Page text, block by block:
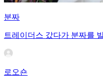
분짜
트레이더스 갔다가 분짜를
로오숀